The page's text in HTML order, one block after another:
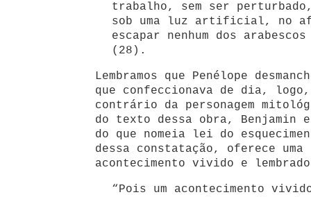
trabalho, sem ser
sob uma luz artificial, no
escapar nenhum dos
(28).
Lembramos que Penélope
que confeccionava de dia,
contrário da personagem
do texto dessa obra, Benjamin
do que nomeia lei do
dessa constatação, oferece
acontecimento vivido e
“Pois um acontecimento